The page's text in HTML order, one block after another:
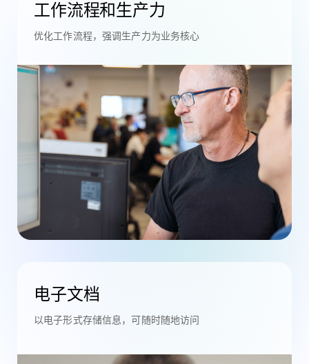
工作流程和生产力
优化工作流程，强调生产力为业务核心
电子文档
以电子形式存储信息，可随时随地访问